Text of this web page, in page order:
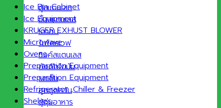
ตู้สแตนเลส
ชั้นสแตนเลส
เตาอบ
ไมโครเวฟ
ซิงค์สแตนเลส
ถังดักไขมัน
รถเข็น
ฮูดดูดควัน
ตู้อุ่นอาหาร
Ice Bin Cabinet
Ice Equipment
KRUGER EXHUST BLOWER
Microwave
Ovens
Preparation Equipment
Preparation Equipment
Refrigerator ,Chiller & Freezer
Shelves